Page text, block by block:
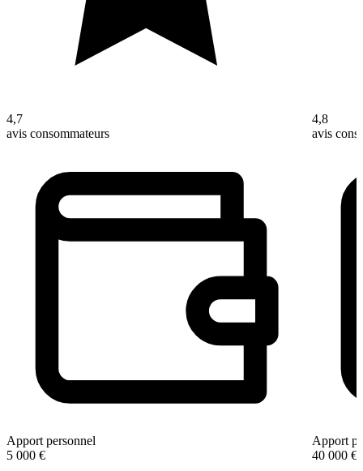
4,7
avis consommateurs
Apport personnel
5 000 €
4,8
avis
Apport
40 000 €